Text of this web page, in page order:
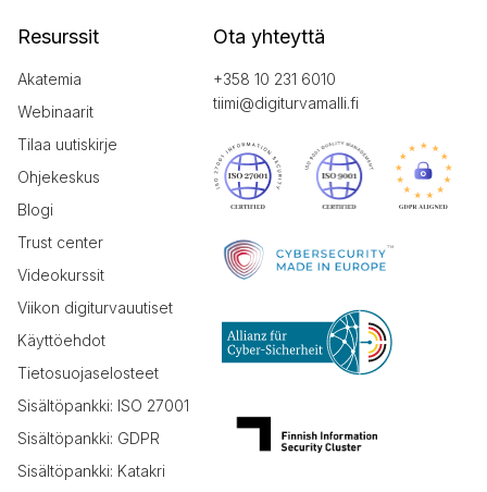
Resurssit
Akatemia
Webinaarit
Tilaa uutiskirje
Ohjekeskus
Blogi
Trust center
Videokurssit
Viikon digiturvauutiset
Käyttöehdot
Tietosuojaselosteet
Sisältöpankki: ISO 27001
Sisältöpankki: GDPR
Sisältöpankki: Katakri
Ota yhteyttä
+358 10 231 6010
tiimi@digiturvamalli.fi